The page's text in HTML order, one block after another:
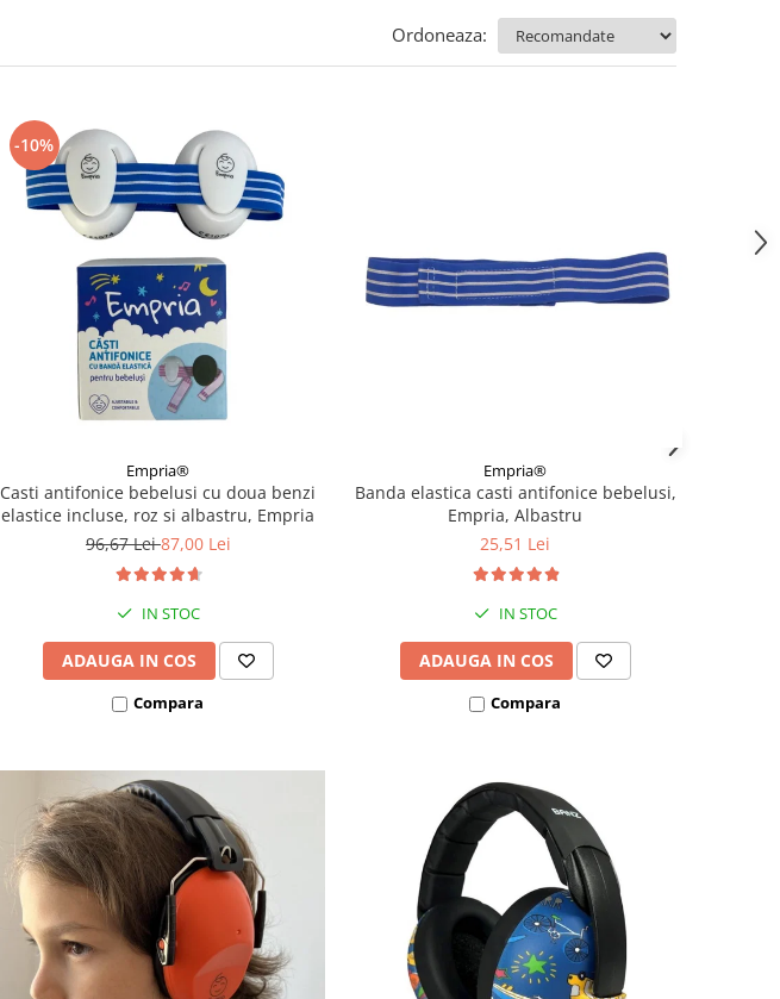
Ordoneaza:
-10%
Empria®
Casti antifonice bebelusi cu doua benzi
elastice incluse, roz si albastru, Empria
96,67 Lei87,00 Lei
IN STOC
ADAUGA IN COS
Compara
Empria®
Banda elastica casti antifonice bebelusi,
Empria, Albastru
25,51 Lei
IN STOC
ADAUGA IN COS
Compara